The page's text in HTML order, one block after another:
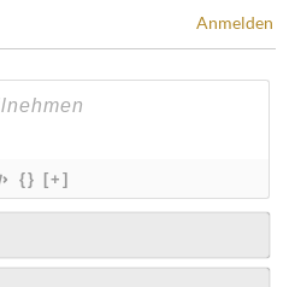
Anmelden
{} [+]